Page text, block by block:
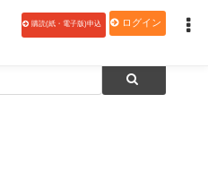
購読(紙・電子版)申込 ログイン
経費補助で申請期間延長 宿泊税導